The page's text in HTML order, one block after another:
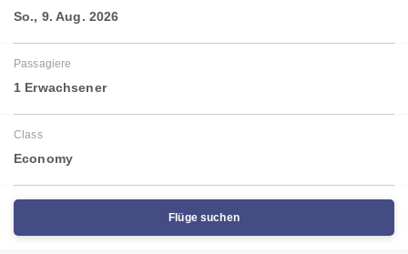
So., 9. Aug. 2026
Passagiere
1 Erwachsener
Class
Economy
Flüge suchen